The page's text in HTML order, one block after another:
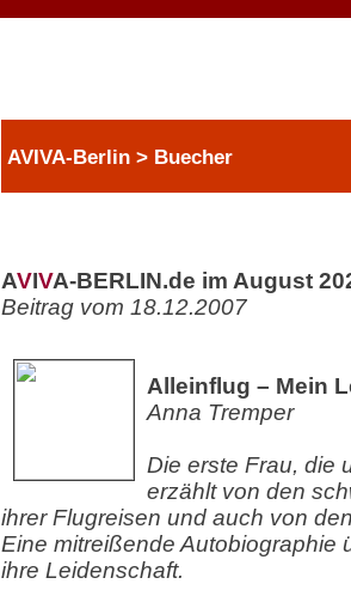
AVIVA-Berlin > Buecher
AVIVA-BERLIN.de im August
Beitrag vom 18.12.2007
Alleinflug – Mein
Anna Tremper
Die erste Frau, die
erzählt von den
ihrer Flugreisen und auch von
Eine mitreißende Autobiographie
ihre Leidenschaft.